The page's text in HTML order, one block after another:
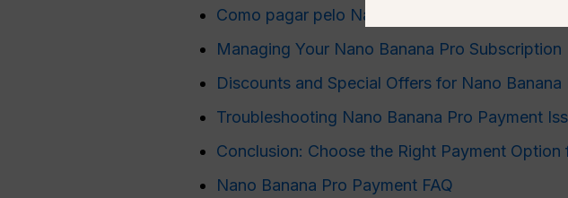
Como pagar pelo Nano Banana Pro: Métodos
Managing Your Nano Banana Pro Subscription
Discounts and Special Offers for Nano Banana
Troubleshooting Nano Banana Pro Payment
Conclusion: Choose the Right Payment Option
Nano Banana Pro Payment FAQ